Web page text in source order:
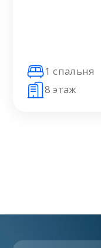
1 спальня
8 этаж